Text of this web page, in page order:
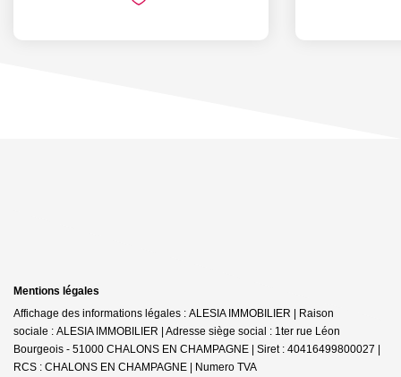
Mentions légales
Affichage des informations légales : ALESIA IMMOBILIER | Raison
sociale : ALESIA IMMOBILIER | Adresse siège social : 1ter rue Léon
Bourgeois - 51000 CHALONS EN CHAMPAGNE | Siret : 40416499800027 |
RCS : CHALONS EN CHAMPAGNE | Numero TVA